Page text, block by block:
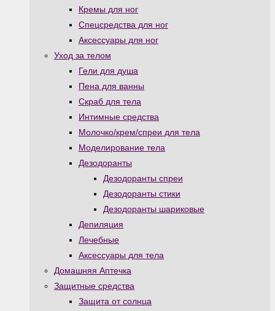
Кремы для ног
Спецсредства для ног
Аксессуары для ног
Уход за телом
Гели для душа
Пена для ванны
Скраб для тела
Интимные средства
Молочко/крем/спреи для тела
Моделирование тела
Дезодоранты
Дезодоранты спреи
Дезодоранты стики
Дезодоранты шариковые
Депиляция
Лечебные
Аксессуары для тела
Домашняя Аптечка
Защитные средства
Защита от солнца